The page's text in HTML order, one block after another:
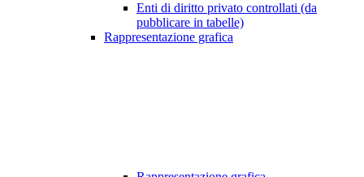
Enti di diritto privato controllati (da
pubblicare in tabelle)
Rappresentazione grafica